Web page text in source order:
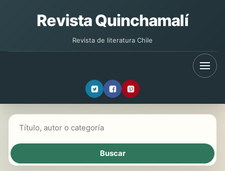
Revista Quinchamalí
Revista de literatura Chile